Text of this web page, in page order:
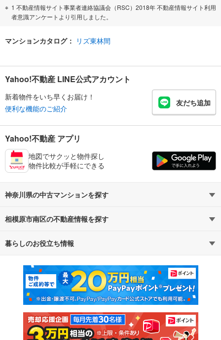
1 不動産情報サイト事業者連絡協議会（RSC）2018年 不動産情報サイト利用
者意識アンケートより引用しました。
マンションカタログ： リズ東林間
Yahoo!不動産 LINE公式アカウント
新着物件をいち早くお届け！
便利な機能のご紹介
友だち追加
Yahoo!不動産 アプリ
地図でサクッと物件探し
物件比較が手軽にできる
神奈川県の中古マンションを探す
路線・駅から探す
通勤・通学時間から探す
相模原市南区の不動産情報を探す
不動産・住宅
新築マンション 中古マンション
新築一戸建て 中古一戸建て
注文住宅 土地
暮らしのお役立ち情報
マンションカタログ 教えて！住まいの先生